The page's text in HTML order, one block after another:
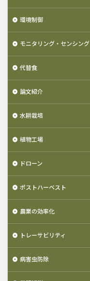
環境制御
モニタリング・センシング
代替食
論文紹介
水耕栽培
植物工場
ドローン
ポストハーベスト
農業の効率化
トレーサビリティ
病害虫防除